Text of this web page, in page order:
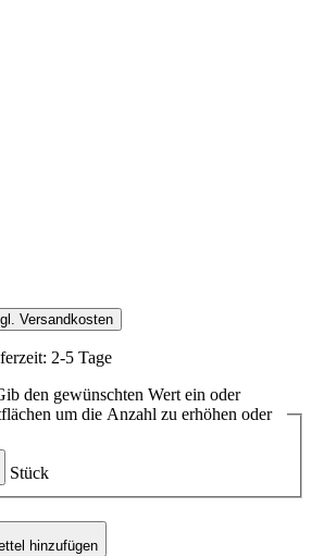
Versandkosten
2-5 Tage
den gewünschten Wert ein oder
um die Anzahl zu erhöhen oder
Stück
hinzufügen